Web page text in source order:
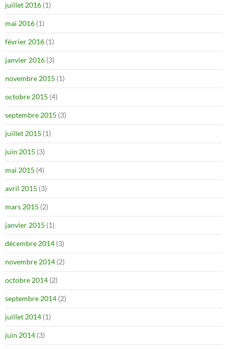
juillet 2016 (1)
mai 2016 (1)
février 2016 (1)
janvier 2016 (3)
novembre 2015 (1)
octobre 2015 (4)
septembre 2015 (3)
juillet 2015 (1)
juin 2015 (3)
mai 2015 (4)
avril 2015 (3)
mars 2015 (2)
janvier 2015 (1)
décembre 2014 (3)
novembre 2014 (2)
octobre 2014 (2)
septembre 2014 (2)
juillet 2014 (1)
juin 2014 (3)